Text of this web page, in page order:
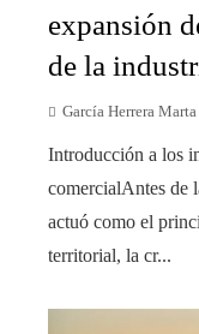
expansión
de la
García Herrera Marta
Introducción a los
comercialAntes de
actuó como el
territorial, la cr...